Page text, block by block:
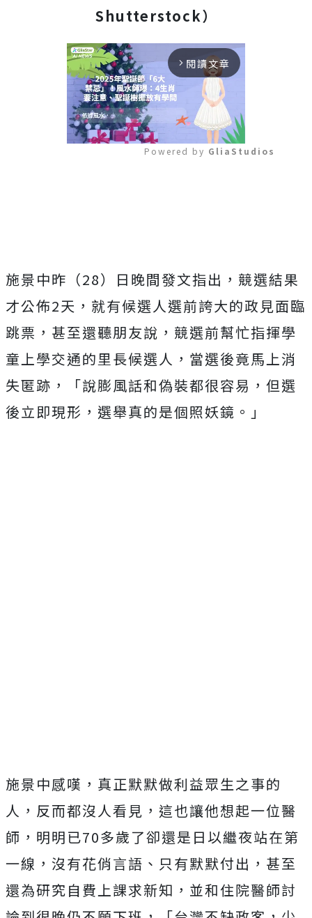
Shutterstock）
arrow_forward_ios 閱讀文章
Powered by GliaStudios
施景中昨（28）日晚間發文指出，競選結果
才公佈2天，就有候選人選前誇大的政見面臨
跳票，甚至還聽朋友說，競選前幫忙指揮學
童上學交通的里長候選人，當選後竟馬上消
失匿跡，「說膨風話和偽裝都很容易，但選
後立即現形，選舉真的是個照妖鏡。」
施景中感嘆，真正默默做利益眾生之事的
人，反而都沒人看見，這也讓他想起一位醫
師，明明已70多歲了卻還是日以繼夜站在第
一線，沒有花俏言語、只有默默付出，甚至
還為研究自費上課求新知，並和住院醫師討